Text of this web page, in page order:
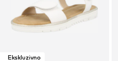
Ekskluzivno